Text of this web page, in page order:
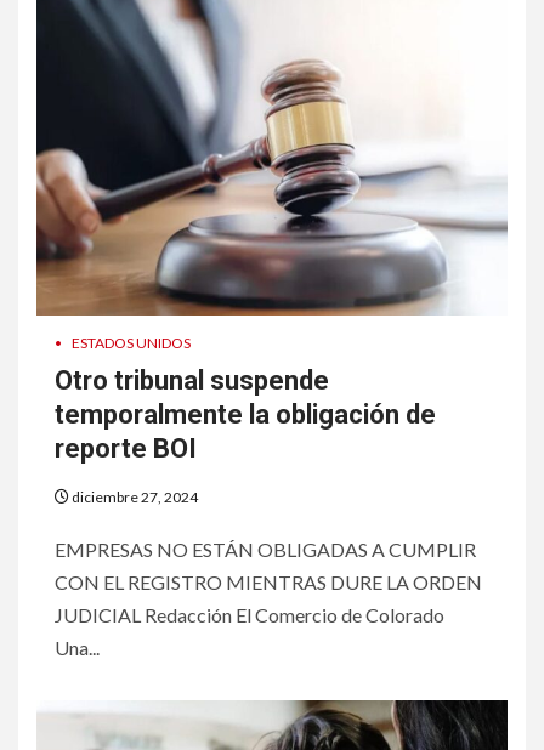
• ESTADOS UNIDOS
Otro tribunal suspende
temporalmente la obligación de
reporte BOI
diciembre 27, 2024
EMPRESAS NO ESTÁN OBLIGADAS A CUMPLIR
CON EL REGISTRO MIENTRAS DURE LA ORDEN
JUDICIAL Redacción El Comercio de Colorado
Una...